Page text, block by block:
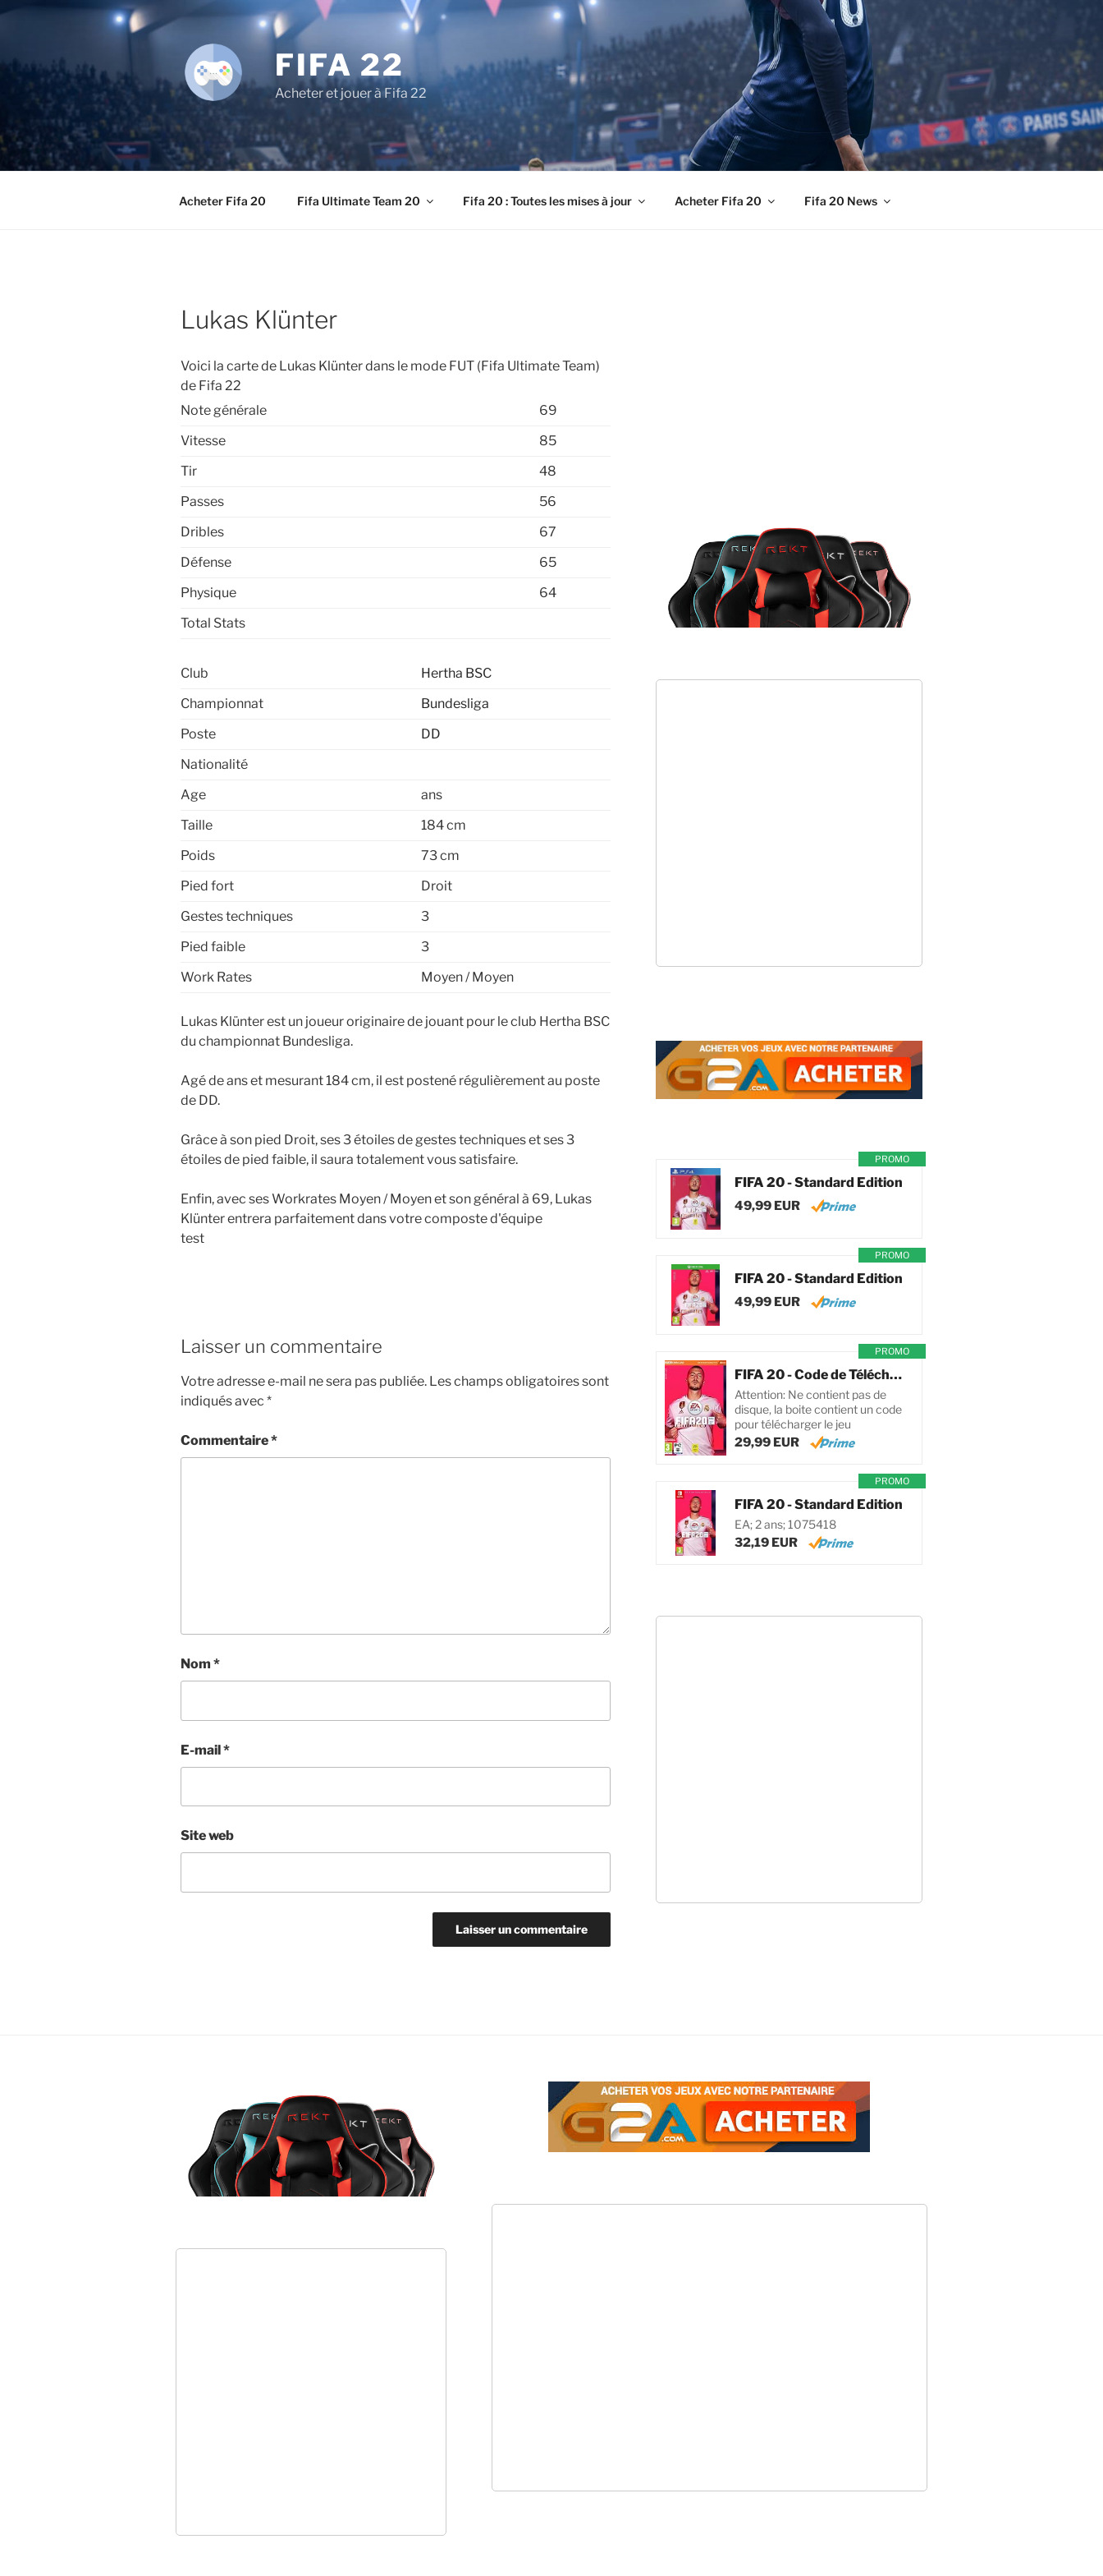
principal
FIFA 22
Acheter et jouer à Fifa 22
Acheter Fifa 20 Fifa Ultimate Team 20 Fifa 20 : Toutes les mises à jour Acheter Fifa 20 Fifa 20 News
Lukas Klünter
Voici la carte de Lukas Klünter dans le mode FUT (Fifa Ultimate Team)
de Fifa 22
Note générale
69
Vitesse
85
Tir
48
Passes
56
Dribles
67
Défense
65
Physique
64
Total Stats
Club
Hertha BSC
Championnat
Bundesliga
Poste
DD
Nationalité
Age
ans
Taille
184 cm
Poids
73 cm
Pied fort
Droit
Gestes techniques
3
Pied faible
3
Work Rates
Moyen / Moyen
Lukas Klünter est un joueur originaire de jouant pour le club Hertha BSC
du championnat Bundesliga.
Agé de ans et mesurant 184 cm, il est postené régulièrement au poste
de DD.
Grâce à son pied Droit, ses 3 étoiles de gestes techniques et ses 3
étoiles de pied faible, il saura totalement vous satisfaire.
Enfin, avec ses Workrates Moyen / Moyen et son général à 69, Lukas
Klünter entrera parfaitement dans votre composte d'équipe
test
Laisser un commentaire
Votre adresse e-mail ne sera pas publiée. Les champs obligatoires sont
indiqués avec *
Commentaire*
Nom *
E-mail*
Site web
PROMO
FIFA 20 - Standard Edition
49,99 EUR
PROMO
FIFA 20 - Standard Edition
49,99 EUR
PROMO
FIFA 20 - Code de Téléchargement pour PC
Attention: Ne contient pas de
disque, la boite contient un code
pour télécharger le jeu
29,99 EUR
PROMO
FIFA 20 - Standard Edition
EA; 2 ans; 1075418
32,19 EUR